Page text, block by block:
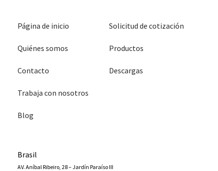
Página de inicio
Quiénes somos
Contacto
Trabaja con nosotros
Blog
Solicitud de cotización
Productos
Descargas
Brasil
AV. Aníbal Ribeiro, 28 – Jardín Paraíso III